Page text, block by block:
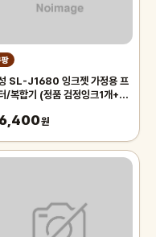
팡
SL-J1680 잉크젯 가정용 프
/복합기 (정품 검정잉크1개+구
원